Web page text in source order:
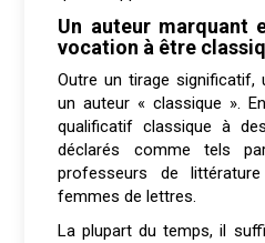
Un auteur marquant
vocation à être
Outre un tirage significatif,
un auteur « classique ».
qualificatif classique à
déclarés comme tels
professeurs de
femmes de lettres.
La plupart du temps, il